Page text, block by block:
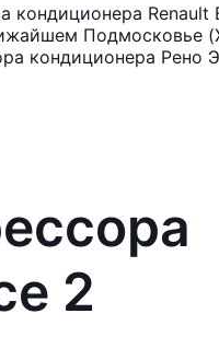
Renault
Подмосковье
кондиционера Рено
2